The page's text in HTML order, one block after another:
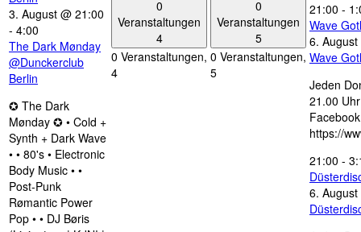
3. August @ 21:00
- 4:00
The Dark Mønday
@Dunckerclub
Berlin
✪ The Dark
Mønday ✪ • Cold +
Synth + Dark Wave
• • 80's • Electronic
Body Music • •
Post-Punk
Rømantic Power
Pop • • DJ Børis
0
Veranstaltungen
4
0 Veranstaltungen,
4
0
Veranstaltungen
5
0 Veranstaltungen,
5
21:00 -
Wave
6.
Wave
Jeden
21.00
https://
21:00 -
6.